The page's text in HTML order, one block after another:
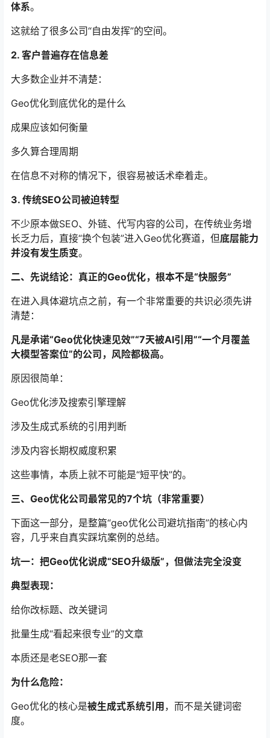
体系。
这就给了很多公司“自由发挥”的空间。
2. 客户普遍存在信息差
大多数企业并不清楚：
Geo优化到底优化的是什么
成果应该如何衡量
多久算合理周期
在信息不对称的情况下，很容易被话术牵着走。
3. 传统SEO公司被迫转型
不少原本做SEO、外链、代写内容的公司，在传统业务增
长乏力后，直接“换个包装”进入Geo优化赛道，但底层能力
并没有发生质变。
二、先说结论：真正的Geo优化，根本不是“快服务”
在进入具体避坑点之前，有一个非常重要的共识必须先讲
清楚：
凡是承诺“Geo优化快速见效”“7天被AI引用”“一个月覆盖
大模型答案位”的公司，风险都极高。
原因很简单：
Geo优化涉及搜索引擎理解
涉及生成式系统的引用判断
涉及内容长期权威度积累
这些事情，本质上就不可能是“短平快”的。
三、Geo优化公司最常见的7个坑（非常重要）
下面这一部分，是整篇“geo优化公司避坑指南”的核心内
容，几乎来自真实踩坑案例的总结。
坑一：把Geo优化说成“SEO升级版”，但做法完全没变
典型表现：
给你改标题、改关键词
批量生成“看起来很专业”的文章
本质还是老SEO那一套
为什么危险：
Geo优化的核心是被生成式系统引用 ，而不是关键词密
度。